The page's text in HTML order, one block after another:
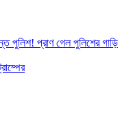
পুলিশ! প্রাণ গেল পুলিশের গাড়ি